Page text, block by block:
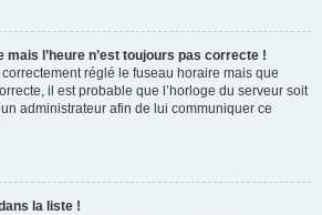
mais l’heure n’est toujours pas correcte !
réglé le fuseau horaire mais que
il est probable que l’horloge du serveur soit
administrateur afin de lui communiquer ce
la liste !